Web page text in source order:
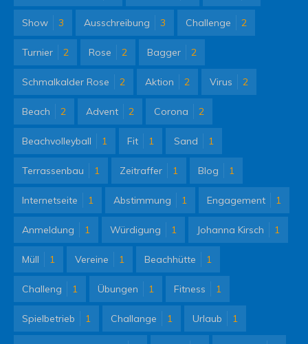
Show 3 Ausschreibung 3 Challenge 2
Turnier 2 Rose 2 Bagger 2
Schmalkalder Rose 2 Aktion 2 Virus 2
Beach 2 Advent 2 Corona 2
Beachvolleyball 1 Fit 1 Sand 1
Terrassenbau 1 Zeitraffer 1 Blog 1
Internetseite 1 Abstimmung 1 Engagement 1
Anmeldung 1 Würdigung 1 Johanna Kirsch 1
Müll 1 Vereine 1 Beachhütte 1
Challeng 1 Übungen 1 Fitness 1
Spielbetrieb 1 Challange 1 Urlaub 1